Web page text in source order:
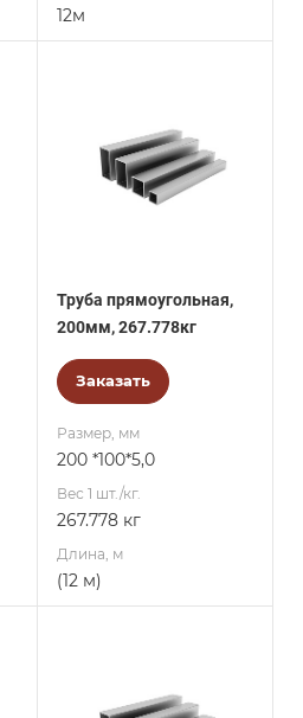
12м
Труба прямоугольная,
200мм, 267.778кг
Заказать
Размер, мм
200 *100*5,0
Вес 1 шт./кг.
267.778 кг
Длина, м
(12 м)